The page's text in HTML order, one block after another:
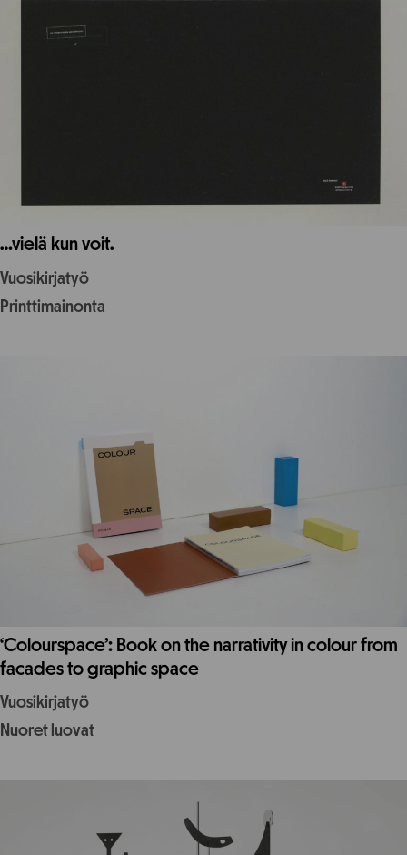
…vielä kun voit.
Vuosikirjatyö
Printtimainonta
‘Colourspace’: Book on the narrativity in colour from
facades to graphic space
Vuosikirjatyö
Nuoret luovat